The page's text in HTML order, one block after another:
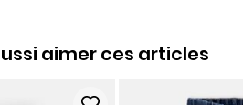
aimer ces articles